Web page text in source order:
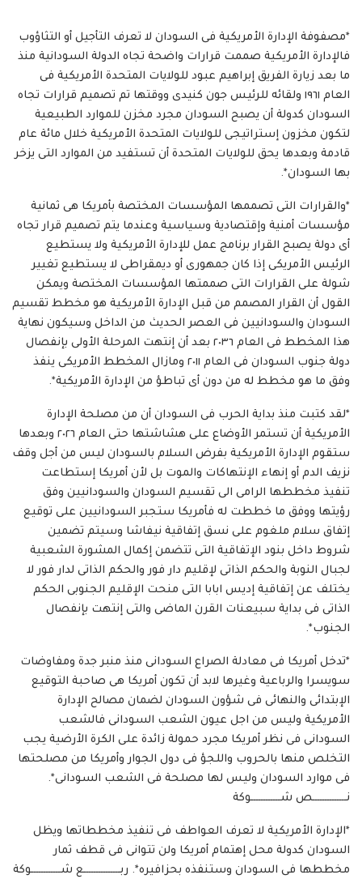
*مصفوفة الإدارة الأمريكية فى السودان لا تعرف التأجيل أو التثاؤوب
فالإدارة الأمريكية صممت قرارات واضحة تجاه الدولة السودانية منذ
ما بعد زيارة الفريق إبراهيم عبود للولايات المتحدة الأمريكية فى
العام ١٩٦١ ولقائه للرئيس جون كنيدى ووقتها تم تصميم قرارات تجاه
السودان كدولة أن يصبح السودان مجرد مخزن للموارد الطبيعية
لتكون مخزون إستراتيجى للولايات المتحدة الأمريكية خلال مائة عام
قادمة وبعدها يحق للولايات المتحدة أن تستفيد من الموارد التى يزخر
بها السودان*.
*والقرارات التى تصممها المؤسسات المختصة بأمريكا هى ثمانية
مؤسسات أمنية وإقتصادية وسياسية وعندما يتم تصميم قرار تجاه
أى دولة يصبح القرار برنامج عمل للإدارة الأمريكية ولا يستطيع
الرئيس الأمريكى إذا كان جمهورى أو ديمقراطى لا يستطيع تغيير
شولة على القرارات التى صممتها المؤسسات المختصة ويمكن
القول أن القرار المصمم من قبل الإدارة الأمريكية هو مخطط تقسيم
السودان والسودانيين فى العصر الحديث من الداخل وسيكون نهاية
هذا المخطط فى العام ٢٠٣٦ بعد أن إنتهت المرحلة الأولى بإنفصال
دولة جنوب السودان فى العام ٢٠١١ ومازال المخطط الأمريكى ينفذ
وفق ما هو مخطط له من دون أى تباطؤ من الإدارة الأمريكية*.
*لقد كتبت منذ بداية الحرب فى السودان أن من مصلحة الإدارة
الأمريكية أن تستمر الأوضاع على هشاشتها حتى العام ٢٠٢٦ وبعدها
ستقوم الإدارة الأمريكية بفرض السلام بالسودان ليس من أجل وقف
نزيف الدم أو إنهاء الإنتهاكات والموت بل لأن أمريكا إستطاعت
تنفيذ مخططها الرامى الى تقسيم السودان والسودانيين وفق
رؤيتها ووفق ما خططت له فأمريكا ستجبر السودانيين على توقيع
إتفاق سلام ملغوم على نسق إتفاقية نيفاشا وسيتم تضمين
شروط داخل بنود الإتفاقية التى تتضمن إكمال المشورة الشعبية
لجبال النوبة والحكم الذاتى لإقليم دار فور والحكم الذاتى لدار فور لا
يختلف عن إتفاقية إديس ابابا التى منحت الإقليم الجنوبى الحكم
الذاتى فى بداية سبيعنات القرن الماضى والتى إنتهت بإنفصال
الجنوب*.
*تدخل أمريكا فى معادلة الصراع السودانى منذ منبر جدة ومفاوضات
سويسرا والرباعية وغيرها لابد أن تكون أمريكا هى صاحبة التوقيع
الإبتدائى والنهائى فى شؤون السودان لضمان مصالح الإدارة
الأمريكية وليس من اجل عيون الشعب السودانى فالشعب
السودانى فى نظر أمريكا مجرد حمولة زائدة على الكرة الأرضية يجب
التخلص منها بالحروب واللجؤ فى دول الجوار وأمريكا من مصلحتها
فى موارد السودان وليس لها مصلحة فى الشعب السودانى*.
نــــــــــــــص شــــــــــــوكة
*الإدارة الأمريكية لا تعرف العواطف فى تنفيذ مخططاتها ويظل
السودان كدولة محل إهتمام أمريكا ولن تتوانى فى قطف ثمار
مخططها فى السودان وستنفذه بحزافيره*. ربـــــــــــــــع شــــــــــــوكة